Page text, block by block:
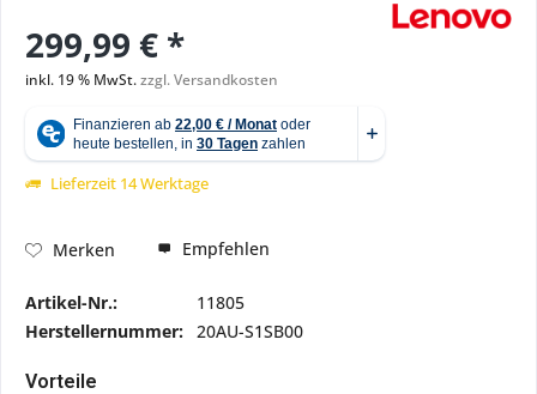
299,99 € *
inkl. 19 % MwSt.zzgl. Versandkosten
Lieferzeit 14 Werktage
Merken Empfehlen
Artikel-Nr.:
11805
Herstellernummer: 20AU-S1SB00
Vorteile